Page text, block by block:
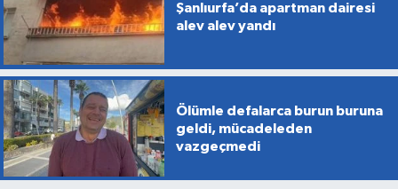
Şanlıurfa’da apartman dairesi
alev alev yandı
Ölümle defalarca burun buruna
geldi, mücadeleden
vazgeçmedi